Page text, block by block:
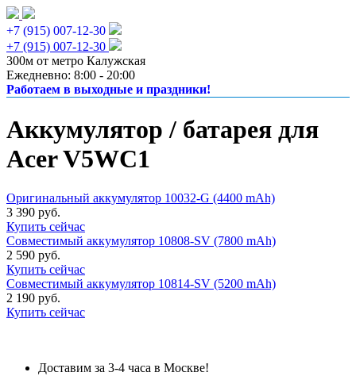
+7 (915) 007-12-30
+7 (915) 007-12-30
300м от метро Калужская
Ежедневно: 8:00 - 20:00
Работаем в выходные и праздники!
Аккумулятор / батарея для
Acer V5WC1
Оригинальный аккумулятор 10032-G (4400 mAh)
3 390 руб.
Купить сейчас
Совместимый аккумулятор 10808-SV (7800 mAh)
2 590 руб.
Купить сейчас
Совместимый аккумулятор 10814-SV (5200 mAh)
2 190 руб.
Купить сейчас
Доставим за 3-4 часа в Москве!